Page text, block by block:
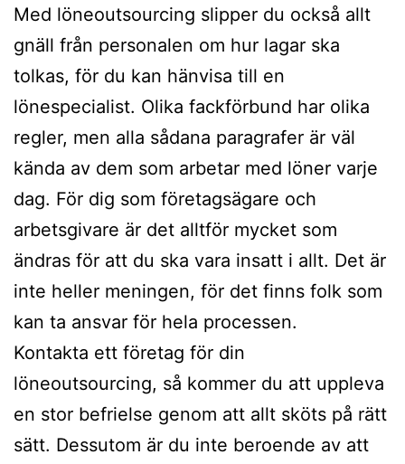
Med löneoutsourcing slipper du också allt
gnäll från personalen om hur lagar ska
tolkas, för du kan hänvisa till en
lönespecialist. Olika fackförbund har olika
regler, men alla sådana paragrafer är väl
kända av dem som arbetar med löner varje
dag. För dig som företagsägare och
arbetsgivare är det alltför mycket som
ändras för att du ska vara insatt i allt. Det är
inte heller meningen, för det finns folk som
kan ta ansvar för hela processen.
Kontakta ett företag för din
löneoutsourcing, så kommer du att uppleva
en stor befrielse genom att allt sköts på rätt
sätt. Dessutom är du inte beroende av att